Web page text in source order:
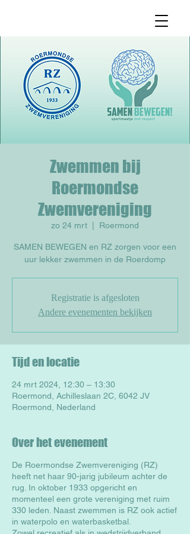
Zwemmen bij
Roermondse
Zwemvereniging
zo 24 mrt Roermond
SAMEN BEWEGEN en RZ zorgen voor een
uur lekker zwemmen in de Roerdomp
Registratie is afgesloten
Andere evenementen bekijken
Tijd en locatie
24 mrt 2024, 12:30 – 13:30
Roermond, Achilleslaan 2C, 6042 JV
Roermond, Nederland
Over het evenement
De Roermondse Zwemvereniging (RZ)
heeft net haar 90-jarig jubileum achter de
rug. In oktober 1933 opgericht en
momenteel een grote vereniging met ruim
330 leden. Naast zwemmen is RZ ook actief
in waterpolo en waterbasketbal.